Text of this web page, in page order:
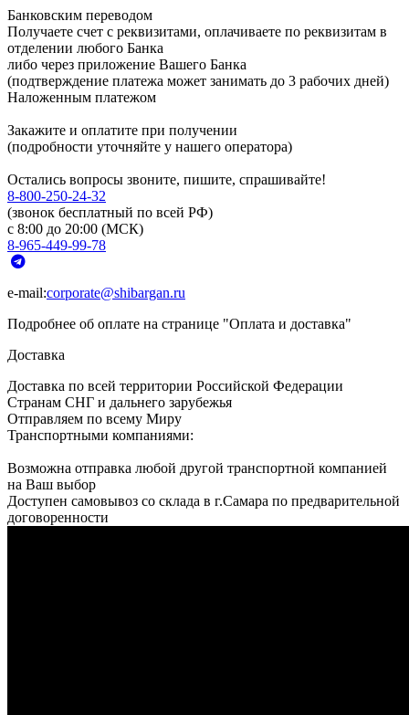
Банковским переводом
Получаете счет с реквизитами, оплачиваете по реквизитам в
отделении любого Банка
либо через приложение Вашего Банка
(подтверждение платежа может занимать до 3 рабочих дней)
Наложенным платежом
Закажите и оплатите при получении
(подробности уточняйте у нашего оператора)
Остались вопросы звоните, пишите, спрашивайте!
8-800-250-24-32
(звонок бесплатный по всей РФ)
с 8:00 до 20:00 (МСК)
8-965-449-99-78
e-mail:corporate@shibargan.ru
Подробнее об оплате на странице "Оплата и доставка"
Доставка
Доставка по всей территории Российской Федерации
Странам СНГ и дальнего зарубежья
Отправляем по всему Миру
Транспортными компаниями:
Возможна отправка любой другой транспортной компанией
на Ваш выбор
Доступен самовывоз со склада в г.Самара по предварительной
договоренности